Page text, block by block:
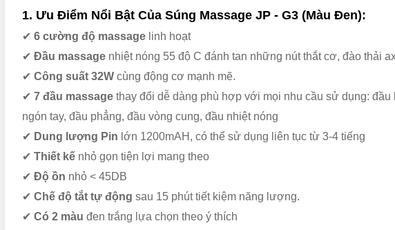
1. Ưu Điểm Nổi Bật Của Súng Massage JP - G3 (Màu Đen):
✔ 6 cường độ massage linh hoạt
✔ Đầu massage nhiệt nóng 55 độ C đánh tan những nút thắt cơ, đào thải
✔ Công suất 32W cùng động cơ mạnh mẽ.
✔ 7 đầu massage thay đổi dễ dàng phù hợp với mọi nhu cầu sử dụng: đầu
ngón tay, đầu phẳng, đầu vòng cung, đầu nhiệt nóng
✔ Dung lượng Pin lớn 1200mAH, có thể sử dụng liên tục từ 3-4 tiếng
✔ Thiết kế nhỏ gọn tiện lợi mang theo
✔ Độ ồn nhỏ < 45DB
✔ Chế độ tắt tự động sau 15 phút tiết kiệm năng lượng.
✔ Có 2 màu đen trắng lựa chọn theo ý thích